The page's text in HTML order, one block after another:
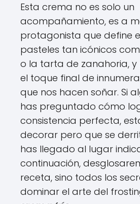
Esta crema no es solo un
acompañamiento, es a
protagonista que define
pasteles tan icónicos
o la tarta de zanahoria, y
el toque final de
que nos hacen soñar. Si
has preguntado cómo
consistencia perfecta,
decorar pero que se
has llegado al lugar
continuación,
receta, sino todos los
dominar el arte del